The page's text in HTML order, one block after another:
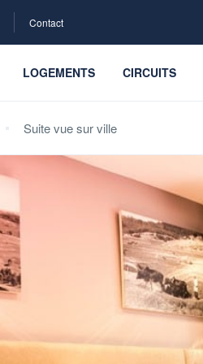
Contact
LOGEMENTS CIRCUITS
Suite vue sur ville